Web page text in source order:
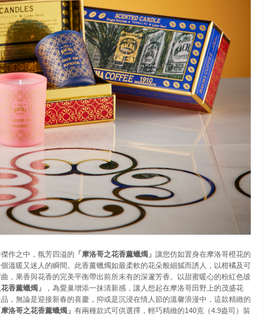
作之中，氛芳四溢的 「摩洛哥之花香薰蠟燭」 讓您仿如置身在摩洛哥橙花的
溫暖又迷人的瞬間。此香薰蠟燭如最柔軟的花朵般細膩而誘人，以柑橘及可
，果香與花香的完美平衡帶出前所未有的深邃芳香。以甜蜜暖心的粉紅色玻
香薰蠟燭」
，為愛巢增添一抹清新感，讓人想起在摩洛哥田野上的茂盛花
，無論是迎接新春的喜慶，抑或是沉浸在情人節的溫馨浪漫中，這款精緻的
摩洛哥之花香薰蠟燭」 有兩種款式可供選擇，輕巧精緻的140克（4.9盎司）裝